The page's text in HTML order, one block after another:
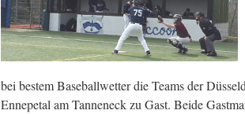
bei bestem Baseballwetter die Teams der
Ennepetal am Tanneneck zu Gast. Beide